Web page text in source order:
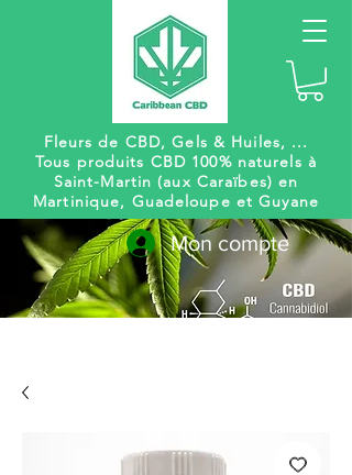
Fleurs de CBD, Gels & Huiles, ...
Tous produits CBD 100% naturels à
Saint-Martin (aux Caraïbes) en
Martinique, Guadeloupe et Guyane
Mon compte